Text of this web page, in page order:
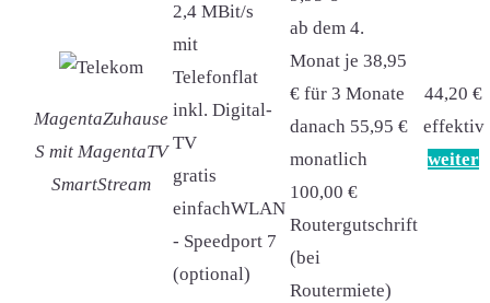
MagentaZuhause
S mit MagentaTV
SmartStream
2,4 MBit/s
mit
Telefonflat
inkl. Digital-
TV
gratis
einfachWLAN
- Speedport 7
(optional)
ab dem 4.
Monat je 38,95
€ für 3 Monate
danach 55,95 €
monatlich
100,00 €
Routergutschrift
(bei
Routermiete)
44,20 €
effektiv
weiter